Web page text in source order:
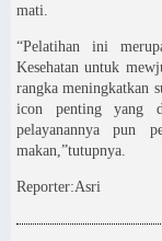
mati.
“Pelatihan ini
Kesehatan untuk
rangka meningkatkan
icon penting yang
pelayanannya pun
makan,”tutupnya.
Reporter:Asri